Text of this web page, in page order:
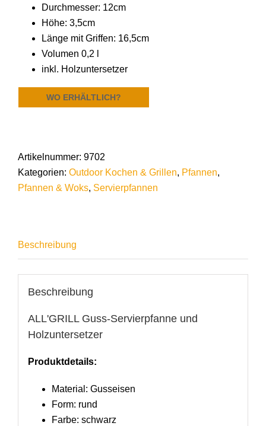
Durchmesser: 12cm
Höhe: 3,5cm
Länge mit Griffen: 16,5cm
Volumen 0,2 l
inkl. Holzuntersetzer
WO ERHÄLTLICH?
Artikelnummer: 9702
Kategorien: Outdoor Kochen & Grillen, Pfannen,
Pfannen & Woks, Servierpfannen
Beschreibung
Beschreibung
ALL'GRILL Guss-Servierpfanne und
Holzuntersetzer
Produktdetails:
Material: Gusseisen
Form: rund
Farbe: schwarz